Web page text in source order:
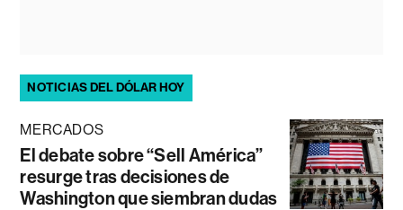
NOTICIAS DEL DÓLAR HOY
MERCADOS
El debate sobre “Sell América”
resurge tras decisiones de
Washington que siembran dudas